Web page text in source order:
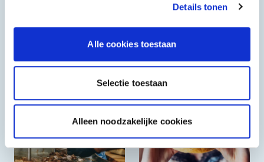
Details tonen
Alle cookies toestaan
Selectie toestaan
Alleen noodzakelijke cookies
Grieks & Italiaans